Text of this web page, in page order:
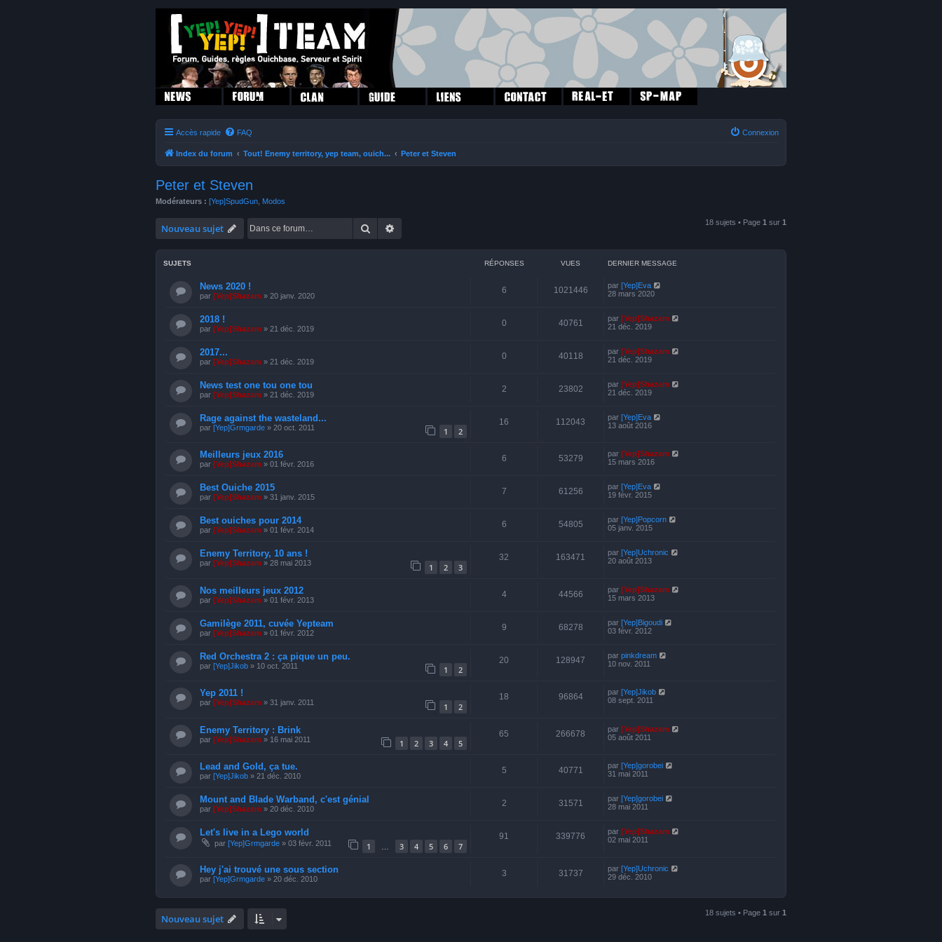
Accès rapide FAQ Connexion
Index du forum Tout! Enemy territory, yep team, ouich... Peter et Steven
Peter et Steven
Modérateurs : [Yep]SpudGun Modos
Nouveau sujet Rechercher 18 sujets • Page 1 sur 1
SUJETS RÉPONSES VUES DERNIER MESSAGE
News 2020 !
par [Yep]Shazam » 20 janv. 2020
6 1021446 par [Yep]Eva
28 mars 2020
2018 !
par [Yep]Shazam » 21 déc. 2019
0 40761 par [Yep]Shazam
21 déc. 2019
2017...
par [Yep]Shazam » 21 déc. 2019
0 40118 par [Yep]Shazam
21 déc. 2019
News test one tou one tou
par [Yep]Shazam » 21 déc. 2019
2 23802 par [Yep]Shazam
21 déc. 2019
Rage against the wasteland...
par [Yep]Grmgarde » 20 oct. 2011 1 2
16 112043 par [Yep]Eva
13 août 2016
Meilleurs jeux 2016
par [Yep]Shazam » 01 févr. 2016
6 53279 par [Yep]Shazam
15 mars 2016
Best Ouiche 2015
par [Yep]Shazam » 31 janv. 2015
7 61256 par [Yep]Eva
19 févr. 2015
Best ouiches pour 2014
par [Yep]Shazam » 01 févr. 2014
6 54805 par [Yep]Popcorn
05 janv. 2015
Enemy Territory, 10 ans !
par [Yep]Shazam » 28 mai 2013 1 2 3
32 163471 par [Yep]Uchronic
20 août 2013
Nos meilleurs jeux 2012
par [Yep]Shazam » 01 févr. 2013
4 44566 par [Yep]Shazam
15 mars 2013
Gamilège 2011, cuvée Yepteam
par [Yep]Shazam » 01 févr. 2012
9 68278 par [Yep]Bigoudi
03 févr. 2012
Red Orchestra 2 : ça pique un peu.
par [Yep]Jikob » 10 oct. 2011 1 2
20 128947 par pinkdream
10 nov. 2011
Yep 2011 !
par [Yep]Shazam » 31 janv. 2011 1 2
18 96864 par [Yep]Jikob
08 sept. 2011
Enemy Territory : Brink
par [Yep]Shazam » 16 mai 2011 1 2 3 4 5
65 266678 par [Yep]Shazam
05 août 2011
Lead and Gold, ça tue.
par [Yep]Jikob » 21 déc. 2010
5 40771 par [Yep]gorobei
31 mai 2011
Mount and Blade Warband, c'est génial
par [Yep]Shazam » 20 déc. 2010
2 31571 par [Yep]gorobei
28 mai 2011
Let's live in a Lego world
par [Yep]Grmgarde » 03 févr. 2011 1 3 4 5 6 7
91 339776 par [Yep]Shazam
02 mai 2011
Hey j'ai trouvé une sous section
par [Yep]Grmgarde » 20 déc. 2010
3 31737 par [Yep]Uchronic
29 déc. 2010
Nouveau sujet 18 sujets • Page 1 sur 1